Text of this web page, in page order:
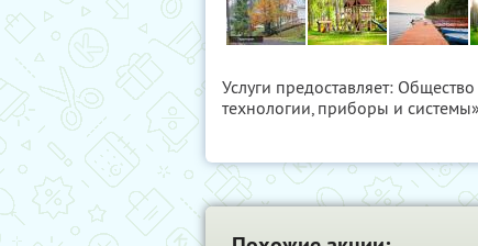
Услуги предоставляет:
технологии, приборы и